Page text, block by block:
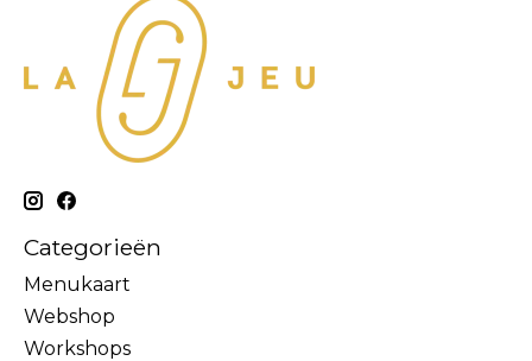
Categorieën
Menukaart
Webshop
Workshops